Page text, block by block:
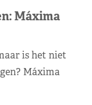
Máxima
is het niet
Máxima